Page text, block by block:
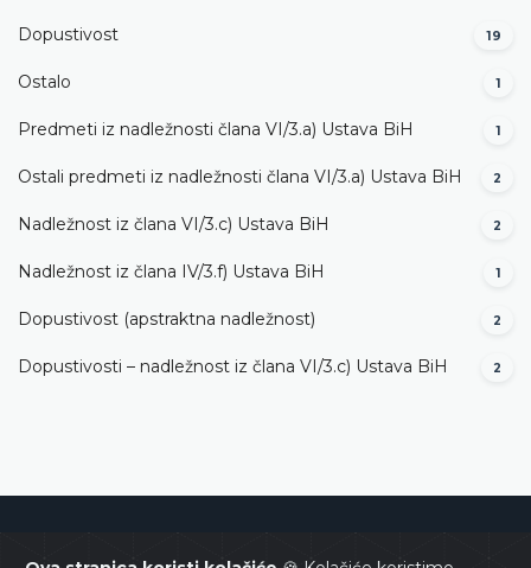
Dopustivost 19
Ostalo 1
Predmeti iz nadležnosti člana VI/3.а) Ustava BiH 1
Ostali predmeti iz nadležnosti člana VI/3.а) Ustava BiH 2
Nadležnost iz člana VI/3.c) Ustava BiH 2
Nadležnost iz člana IV/3.f) Ustava BiH 1
Dopustivost (apstraktna nadležnost) 2
Dopustivosti – nadležnost iz člana VI/3.c) Ustava BiH 2